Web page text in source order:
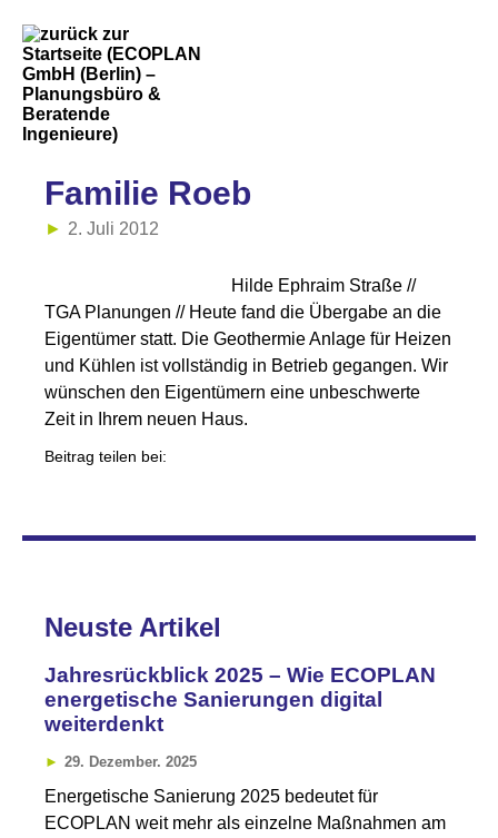
Familie Roeb
2. Juli 2012
Hilde Ephraim Straße //
TGA Planungen // Heute fand die Übergabe an die
Eigentümer statt. Die Geothermie Anlage für Heizen
und Kühlen ist vollständig in Betrieb gegangen. Wir
wünschen den Eigentümern eine unbeschwerte
Zeit in Ihrem neuen Haus.
Beitrag teilen bei:
Neuste Artikel
Jahresrückblick 2025 – Wie ECOPLAN
energetische Sanierungen digital
weiterdenkt
29. Dezember. 2025
Energetische Sanierung 2025 bedeutet für
ECOPLAN weit mehr als einzelne Maßnahmen am